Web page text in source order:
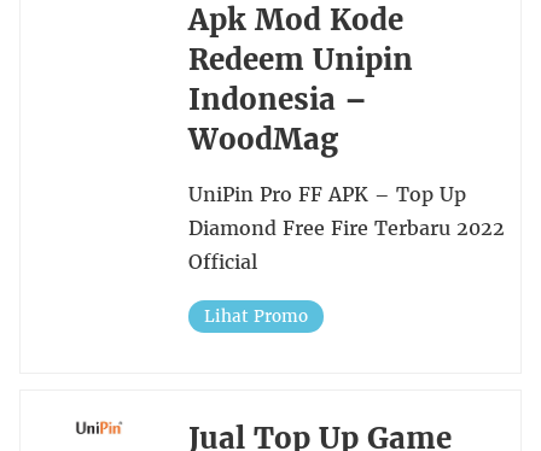
Apk Mod Kode
Redeem Unipin
Indonesia –
WoodMag
UniPin Pro FF APK – Top Up
Diamond Free Fire Terbaru 2022
Official
Lihat Promo
Jual Top Up Game